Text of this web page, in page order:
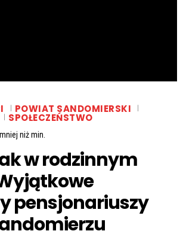
POWIAT SANDOMIERSKI
SPOŁECZEŃSTWO
mniej niżmin.
w rodzinnym
pensjonariuszy